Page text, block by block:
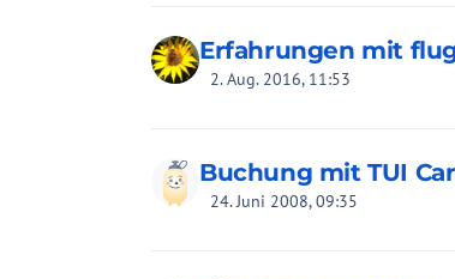
Erfahrungen mit
2. Aug. 2016, 11:53
Buchung mit TUI
24. Juni 2008, 09:35